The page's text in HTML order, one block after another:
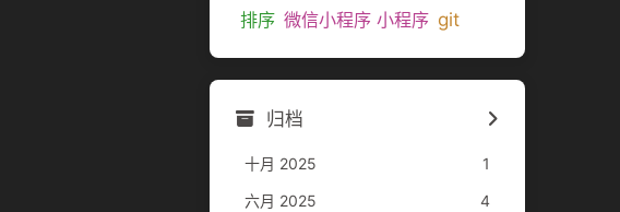
排序 微信小程序 小程序 git
归档
十月 2025
1
六月 2025
4